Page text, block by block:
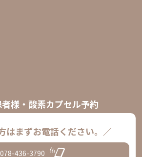
様・酸素カプセル予約
はまずお電話ください。／
078-436-3790